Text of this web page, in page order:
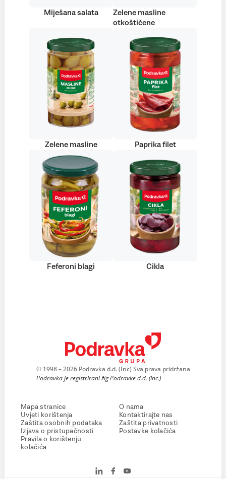
Miješana salata
Zelene masline
otkoštičene
Zelene masline Paprika filet
Feferoni blagi Cikla
© 1998 – 2026 Podravka d.d. (Inc) Sva prava pridržana
Podravka je registrirani žig Podravke d.d. (Inc.)
Mapa stranice
Uvjeti korištenja
Zaštita osobnih podataka
Izjava o pristupačnosti
Pravila o korištenju
kolačića
O nama
Kontaktirajte nas
Zaštita privatnosti
Postavke kolačića